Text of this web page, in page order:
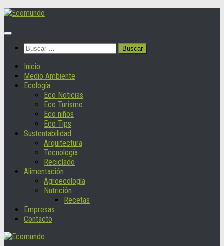
Saltar
contenido
Buscar:
Inicio
Medio Ambiente
Ecología
Eco Noticias
Eco Turismo
Eco niños
Eco Tips
Sustentabilidad
Arquitectura
Tecnología
Reciclado
Alimentación
Agroecología
Nutrición
Recetas
Empresas
Contacto